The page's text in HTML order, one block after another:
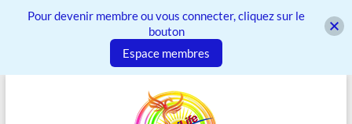
Pour devenir membre ou vous connecter, cliquez sur le
bouton
Espace membres